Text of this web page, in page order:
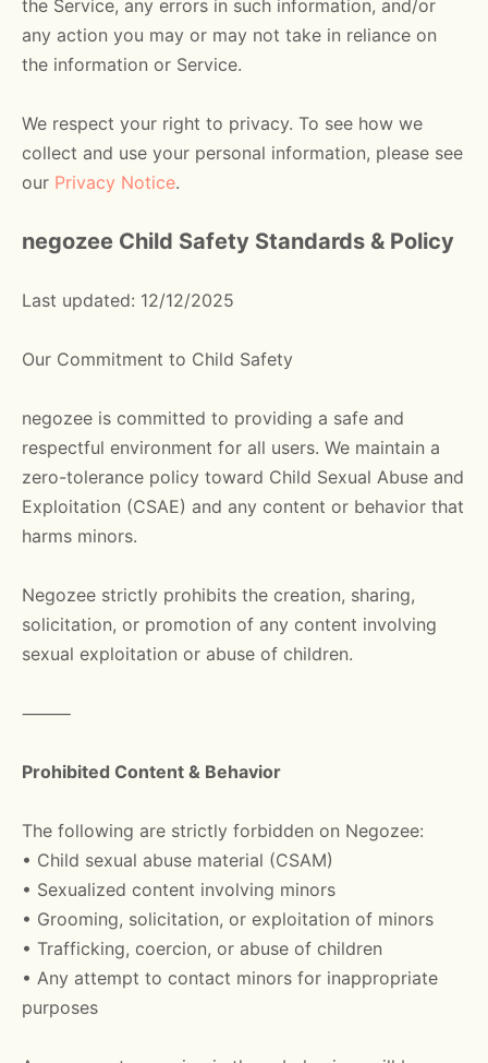
the Service, any errors in such information, and/or
any action you may or may not take in reliance on
the information or Service.
We respect your right to privacy. To see how we
collect and use your personal information, please see
our Privacy Notice.
negozee Child Safety Standards & Policy
Last updated: 12/12/2025
Our Commitment to Child Safety
negozee is committed to providing a safe and
respectful environment for all users. We maintain a
zero-tolerance policy toward Child Sexual Abuse and
Exploitation (CSAE) and any content or behavior that
harms minors.
Negozee strictly prohibits the creation, sharing,
solicitation, or promotion of any content involving
sexual exploitation or abuse of children.
⸻
Prohibited Content & Behavior
The following are strictly forbidden on Negozee:
• Child sexual abuse material (CSAM)
• Sexualized content involving minors
• Grooming, solicitation, or exploitation of minors
• Trafficking, coercion, or abuse of children
• Any attempt to contact minors for inappropriate
purposes